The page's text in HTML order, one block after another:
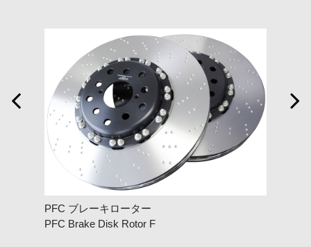

PFC ブレーキローター
PFC Brake Disk Rotor F
